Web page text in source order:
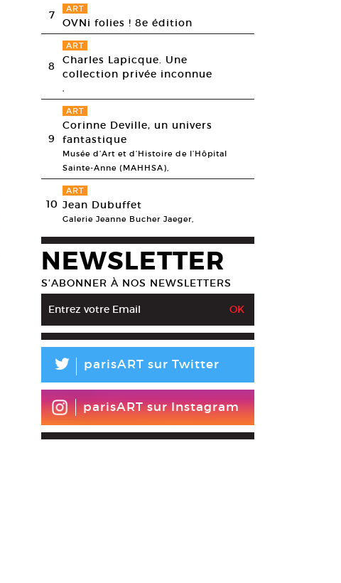
7 ART
OVNi folies ! 8e édition
8
ART
Charles Lapicque. Une
collection privée inconnue
,
9
ART
Corinne Deville, un univers
fantastique
Musée d’Art et d’Histoire de l’Hôpital
Sainte-Anne (MAHHSA),
10
ART
Jean Dubuffet
Galerie Jeanne Bucher Jaeger,
NEWSLETTER
S’ABONNER À NOS NEWSLETTERS
L parisART sur Twitter
parisART sur Instagram